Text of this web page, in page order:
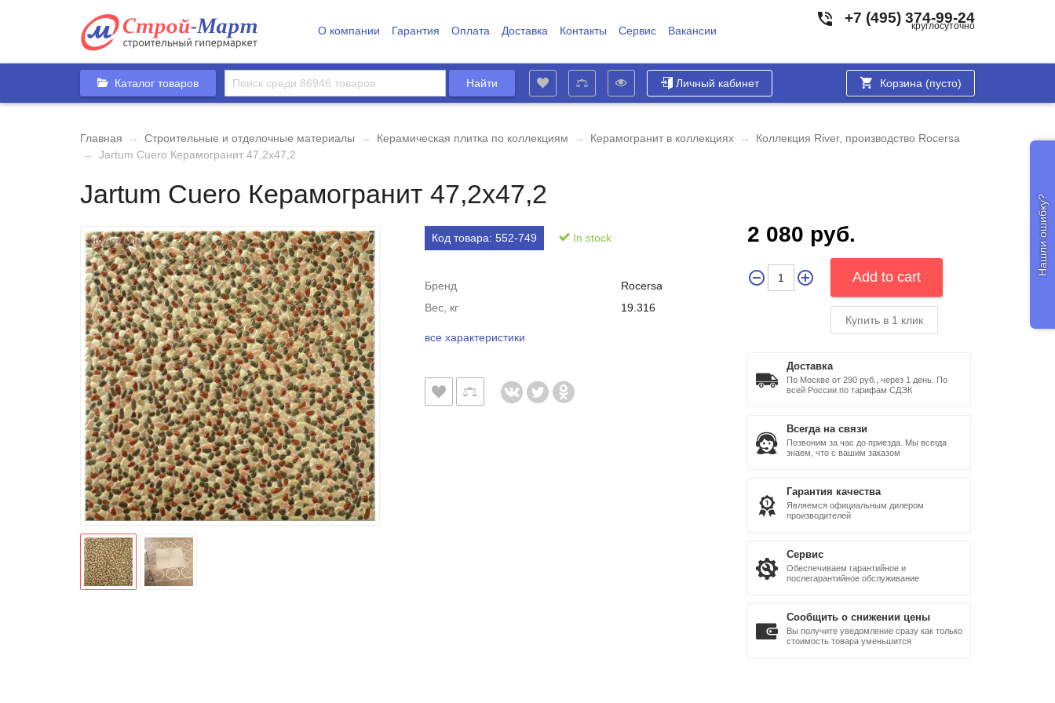
О компании Гарантия Оплата Доставка Контакты Сервис Вакансии
+7 (495) 374-99-24
круглосуточно
Каталог товаров Личный кабинет Корзина (пусто)
Главная → Строительные и отделочные материалы → Керамическая плитка по коллекциям → Керамогранит в коллекциях →
Коллекция River, производство Rocersa
→
Jartum Cuero Керамогранит 47,2x47,2
Jartum Cuero Керамогранит 47,2x47,2
Код товара:552-749 In stock
Бренд
Rocersa
Вес, кг
19.316
все характеристики
2 080 руб.
Купить в 1 клик
Доставка
По Москве от 290 руб., через 1 день. По
всей России по тарифам СДЭК
Всегда на связи
Позвоним за час до приезда. Мы всегда
знаем, что с вашим заказом
Гарантия качества
Являемся официальным дилером
производителей
Сервис
Обеспечиваем гарантийное и
послегарантийное обслуживание
Сообщить о снижении цены
Вы получите уведомление сразу как только
стоимость товара уменьшится
Нашли ошибку?